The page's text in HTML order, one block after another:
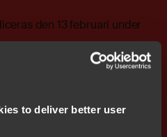
to deliver better user
den 13 februari under
mailto:agneta@nocom.se